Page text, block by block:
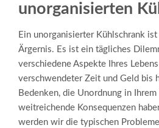
unorganisierten
Ein unorganisierter Kühlschrank
Ärgernis. Es ist ein tägliches
verschiedene Aspekte Ihres
verschwendeter Zeit und Geld bis
Bedenken, die Unordnung in
weitreichende Konsequenzen
werden wir die typischen